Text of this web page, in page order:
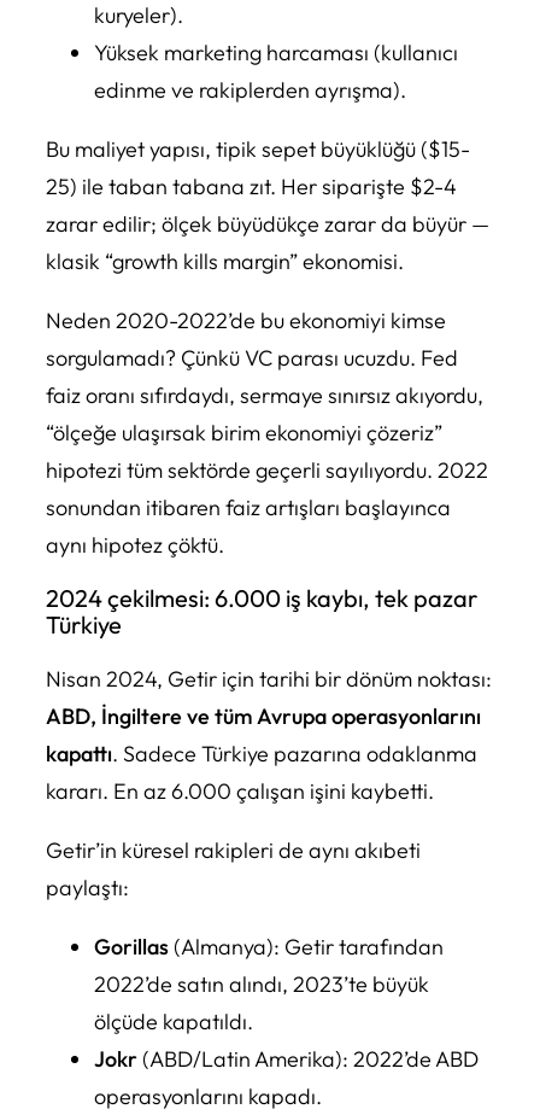
kuryeler).
Yüksek marketing harcaması (kullanıcı
edinme ve rakiplerden ayrışma).
Bu maliyet yapısı, tipik sepet büyüklüğü ($15-
25) ile taban tabana zıt. Her siparişte $2-4
zarar edilir; ölçek büyüdükçe zarar da büyür —
klasik “growth kills margin” ekonomisi.
Neden 2020-2022’de bu ekonomiyi kimse
sorgulamadı? Çünkü VC parası ucuzdu. Fed
faiz oranı sıfırdaydı, sermaye sınırsız akıyordu,
“ölçeğe ulaşırsak birim ekonomiyi çözeriz”
hipotezi tüm sektörde geçerli sayılıyordu. 2022
sonundan itibaren faiz artışları başlayınca
aynı hipotez çöktü.
2024 çekilmesi: 6.000 iş kaybı, tek pazar
Türkiye
Nisan 2024, Getir için tarihi bir dönüm noktası:
ABD, İngiltere ve tüm Avrupa operasyonlarını
kapattı. Sadece Türkiye pazarına odaklanma
kararı. En az 6.000 çalışan işini kaybetti.
Getir’in küresel rakipleri de aynı akıbeti
paylaştı:
Gorillas (Almanya): Getir tarafından
2022’de satın alındı, 2023’te büyük
ölçüde kapatıldı.
Jokr (ABD/Latin Amerika): 2022’de ABD
operasyonlarını kapadı.